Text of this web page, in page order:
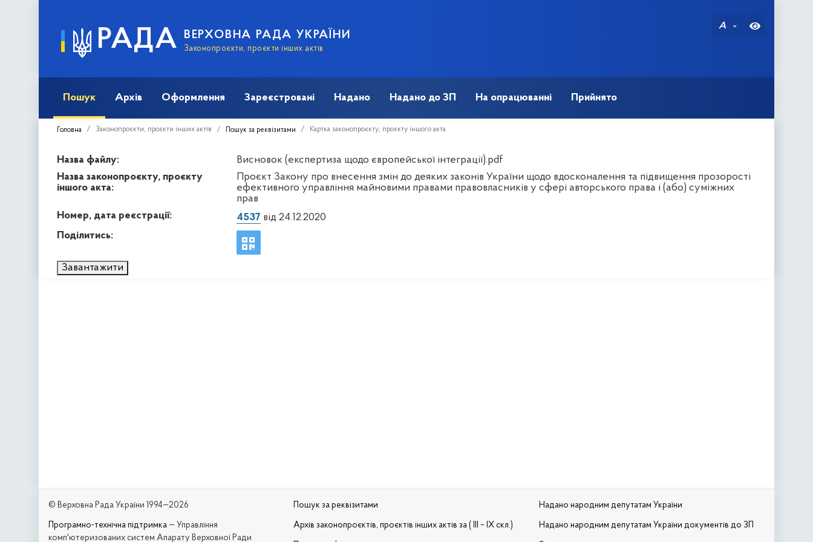
РАДА ВЕРХОВНА РАДА УКРАЇНИ
Законопроєкти, проєкти інших актів
A
Пошук Архів Оформлення Зареєстровані Надано Надано до ЗП На опрацюванні Прийнято
Головна Законопроєкти, проєкти інших актів Пошук за реквізитами Картка законопроєкту, проєкту іншого акта
Назва файлу:
Висновок (експертиза щодо європейської інтеграції).pdf
Назва законопроєкту, проєкту
іншого акта:
Проєкт Закону про внесення змін до деяких законів України щодо вдосконалення та підвищення прозорості
ефективного управління майновими правами правовласників у сфері авторського права і (або) суміжних
прав
Номер, дата реєстрації:
4537 від 24.12.2020
Поділитись:
Завантажити
© Верховна Рада України 1994—2026
Програмно-технічна підтримка — Управління
комп'ютеризованих систем Апарату Верховної Ради
Пошук за реквізитами
Архів законопроєктів, проєктів інших актів за ( III – IX скл.)
Надано народним депутатам України
Надано народним депутатам України документів до ЗП